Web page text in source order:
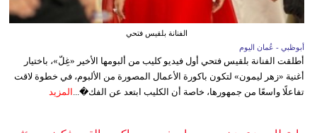
الفنانة بلقيس فتحي
أبوظبي - عُمان اليوم
أطلقت الفنانة بلقيس فتحي أول فيديو كليب من ألبومها الأخير «غِلّ»، باختيار
أغنية «زهر ليمون» لتكون باكورة الأعمال المصورة من الألبوم، في خطوة لاقت
تفاعلًا واسعًا من جمهورها، خاصة أن الكليب ابتعد عن الفك�... المزيد